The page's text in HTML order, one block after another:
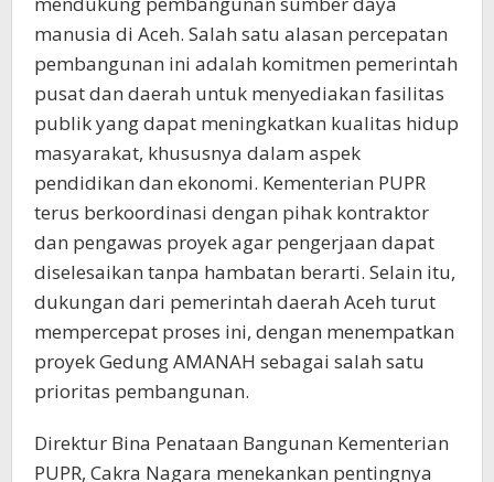
manusia di Aceh. Salah satu alasan percepatan
pembangunan ini adalah komitmen pemerintah
pusat dan daerah untuk menyediakan fasilitas
publik yang dapat meningkatkan kualitas hidup
masyarakat, khususnya dalam aspek
pendidikan dan ekonomi. Kementerian PUPR
terus berkoordinasi dengan pihak kontraktor
dan pengawas proyek agar pengerjaan dapat
diselesaikan tanpa hambatan berarti. Selain itu,
dukungan dari pemerintah daerah Aceh turut
mempercepat proses ini, dengan menempatkan
proyek Gedung AMANAH sebagai salah satu
prioritas pembangunan.
Direktur Bina Penataan Bangunan Kementerian
PUPR, Cakra Nagara menekankan pentingnya